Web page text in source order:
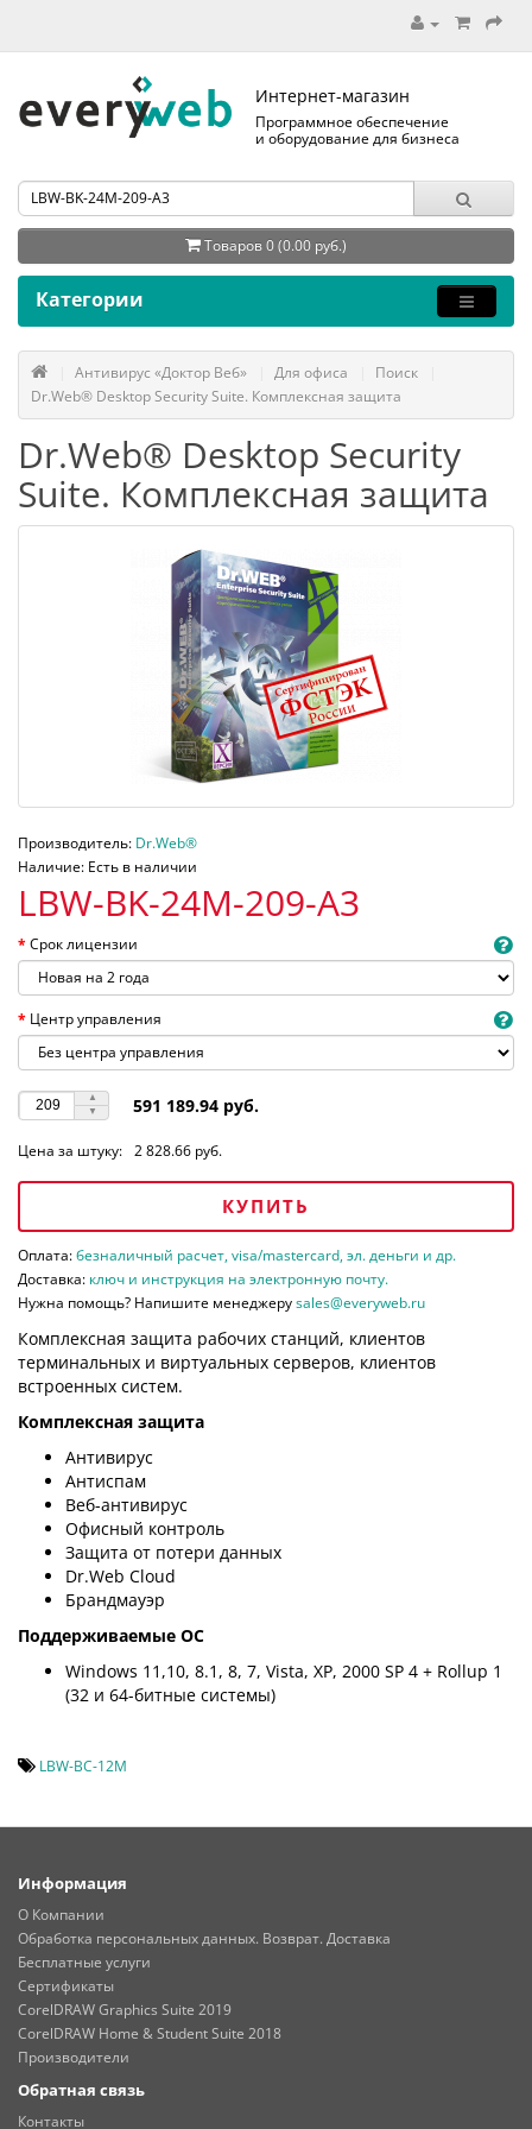
Интернет-магазин
Программное обеспечение
и оборудование для бизнеса
Товаров 0 (0.00 руб.)
Категории
Антивирус «Доктор Веб» Для офиса
Поиск
Dr.Web® Desktop Security Suite. Комплексная защита
Dr.Web® Desktop Security
Suite. Комплексная защита
Производитель: Dr.Web®
Наличие: Есть в наличии
LBW-BK-24M-209-A3
Срок лицензии
Центр управления
591 189.94 руб.
Цена за штуку: 2 828.66 руб.
КУПИТЬ
Оплата:безналичный расчет, visa/mastercard, эл. деньги и др.
Доставка: ключ и инструкция на электронную почту.
Нужна помощь? Напишите менеджеруsales@everyweb.ru
Комплексная защита рабочих станций, клиентов
терминальных и виртуальных серверов, клиентов
встроенных систем.
Комплексная защита
Антивирус
Антиспам
Веб-антивирус
Офисный контроль
Защита от потери данных
Dr.Web Cloud
Брандмауэр
Поддерживаемые ОС
Windows 11,10, 8.1, 8, 7, Vista, XP, 2000 SP 4 + Rollup 1
(32 и 64-битные системы)
LBW-BC-12M
Информация
О Компании
Обработка персональных данных. Возврат. Доставка
Бесплатные услуги
Сертификаты
CorelDRAW Graphics Suite 2019
CorelDRAW Home & Student Suite 2018
Производители
Обратная связь
Контакты